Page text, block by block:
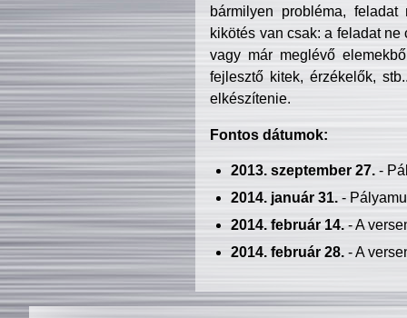
bármilyen probléma, feladat
kikötés van csak: a feladat
vagy már meglévő
fejlesztő kitek, érzékelők,
elkészítenie.
Fontos dátumok:
2013. szeptember 27.-
2014. január 31.-
2014. február 14.- A
2014. február 28.- A